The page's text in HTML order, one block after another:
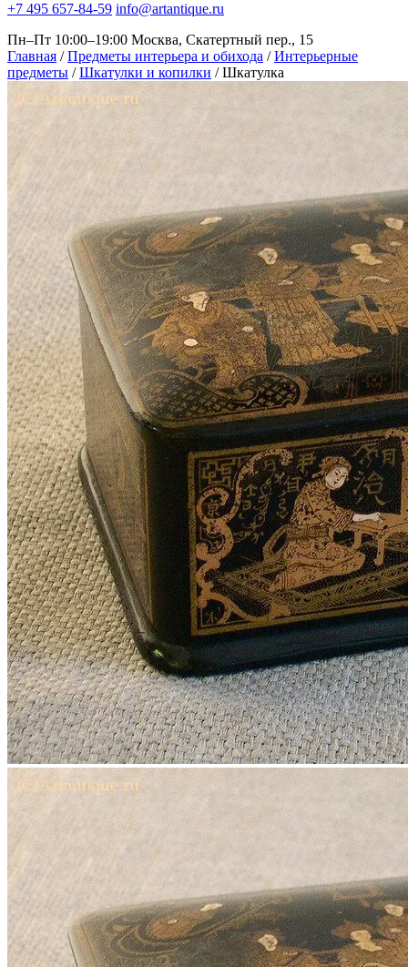
+7 495 657-84-59 info@artantique.ru
Пн–Пт 10:00–19:00 Москва, Скатертный пер., 15
Главная / Предметы интерьера и обихода / Интерьерные
предметы / Шкатулки и копилки / Шкатулка